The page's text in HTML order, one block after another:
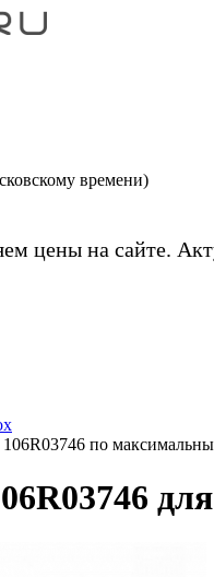
времени)
цены на сайте.
по